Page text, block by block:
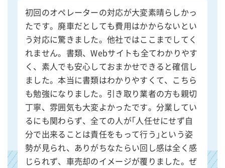
初回のオペレーターの対応が大変素晴らしかっ
たです。廃車だとしても費用はかからないとい
う対応に驚きました。他社ではここまでしてく
れません。書類、Webサイトも全てわかりやす
く、素人でも安心しておまかせできると確信し
ました。本当に書類はわかりやすくて、こちら
も勉強になりました。引き取り業者の方も親切
丁寧、雰囲気も大変よかったです。分業してい
るにも関わらず、全ての人が｢人任せにせず自
分で出来ることは責任をもって行う｣という姿
勢が見られ、ありがちなたらい回し感は全く感
じられず、車売却のイメージが覆りました。ぜ